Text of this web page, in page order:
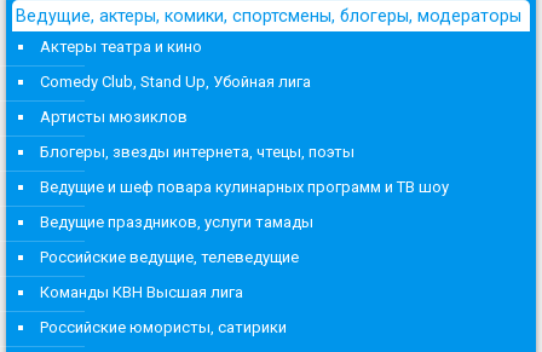
Ведущие, актеры, комики, спортсмены, блогеры, модераторы
Актеры театра и кино
Comedy Club, Stand Up, Убойная лига
Артисты мюзиклов
Блогеры, звезды интернета, чтецы, поэты
Ведущие и шеф повара кулинарных программ и ТВ шоу
Ведущие праздников, услуги тамады
Российские ведущие, телеведущие
Команды КВН Высшая лига
Российские юмористы, сатирики